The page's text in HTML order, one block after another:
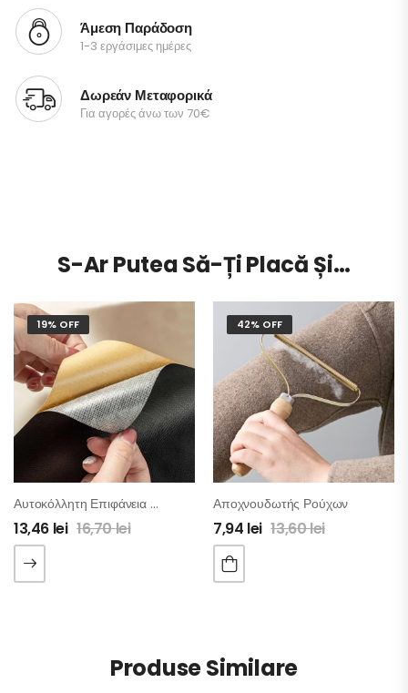
Άμεση Παράδοση
1-3 εργάσιμες ημέρες
Δωρεάν Μεταφορικά
Για αγορές άνω των 70€
S-Ar Putea Să-Ți Placă Și…
19% OFF
Αυτοκόλλητη Επιφάνεια Επισκευής Δερματίνης
13,46 lei 16,70lei
42% OFF
Αποχνουδωτής Ρούχων
7,94 lei 13,60lei
Produse Similare